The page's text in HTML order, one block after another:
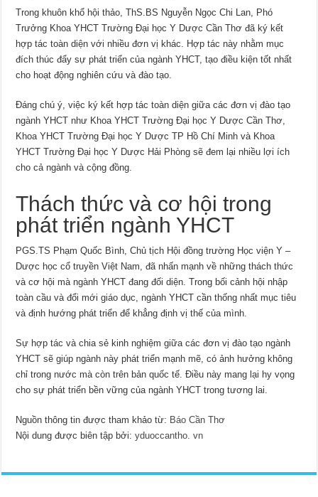
Trong khuôn khổ hội thảo, ThS.BS Nguyễn Ngọc Chi Lan, Phó
Trưởng Khoa YHCT Trường Đại học Y Dược Cần Thơ đã ký kết
hợp tác toàn diện với nhiều đơn vị khác. Hợp tác này nhằm mục
đích thúc đẩy sự phát triển của ngành YHCT, tạo điều kiện tốt nhất
cho hoạt động nghiên cứu và đào tạo.
Đáng chú ý, việc ký kết hợp tác toàn diện giữa các đơn vị đào tạo
ngành YHCT như Khoa YHCT Trường Đại học Y Dược Cần Thơ,
Khoa YHCT Trường Đại học Y Dược TP Hồ Chí Minh và Khoa
YHCT Trường Đại học Y Dược Hải Phòng sẽ đem lại nhiều lợi ích
cho cả ngành và cộng đồng.
Thách thức và cơ hội trong
phát triển ngành YHCT
PGS.TS Phạm Quốc Bình, Chủ tịch Hội đồng trường Học viện Y –
Dược học cổ truyền Việt Nam, đã nhấn mạnh về những thách thức
và cơ hội mà ngành YHCT đang đối diện. Trong bối cảnh hội nhập
toàn cầu và đổi mới giáo dục, ngành YHCT cần thống nhất mục tiêu
và định hướng phát triển để khẳng định vị thế của mình.
Sự hợp tác và chia sẻ kinh nghiệm giữa các đơn vị đào tạo ngành
YHCT sẽ giúp ngành này phát triển mạnh mẽ, có ảnh hưởng không
chỉ trong nước mà còn trên bản quốc tế. Điều này mang lại hy vọng
cho sự phát triển bền vững của ngành YHCT trong tương lai.
Nguồn thông tin được tham khảo từ: Báo Cần Thơ
Nội dung được biên tập bởi:yduoccantho. vn